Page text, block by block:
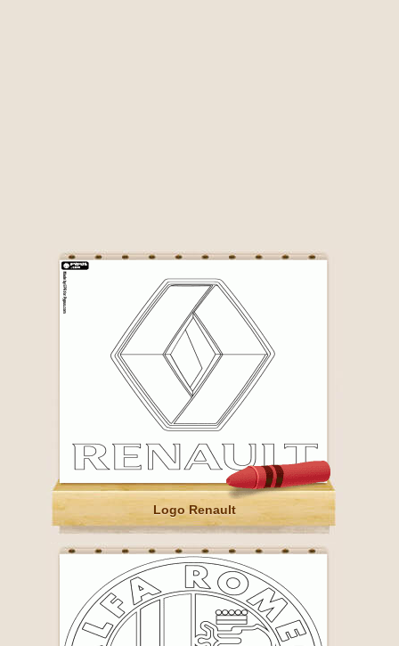
Logo Renault